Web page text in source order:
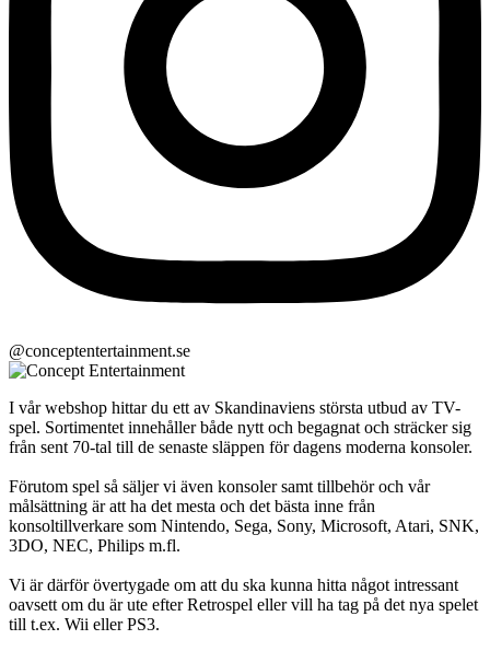
@conceptentertainment.se
I vår webshop hittar du ett av Skandinaviens största utbud av TV-
spel. Sortimentet innehåller både nytt och begagnat och sträcker sig
från sent 70-tal till de senaste släppen för dagens moderna konsoler.
Förutom spel så säljer vi även konsoler samt tillbehör och vår
målsättning är att ha det mesta och det bästa inne från
konsoltillverkare som Nintendo, Sega, Sony, Microsoft, Atari, SNK,
3DO, NEC, Philips m.fl.
Vi är därför övertygade om att du ska kunna hitta något intressant
oavsett om du är ute efter Retrospel eller vill ha tag på det nya spelet
till t.ex. Wii eller PS3.